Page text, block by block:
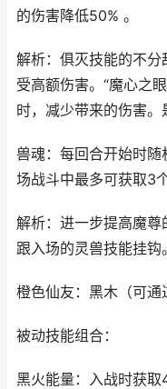
的伤害降低50% 。
解析：俱灭技能的不
受高额伤害。“魔心之
时，减少带来的伤害。
兽魂：每回合开始时
场战斗中最多可获取3个
解析：进一步提高魔
跟入场的灵兽技能挂钩。
橙色仙友：黑木（可通
被动技能组合：
黑火能量：入战时获